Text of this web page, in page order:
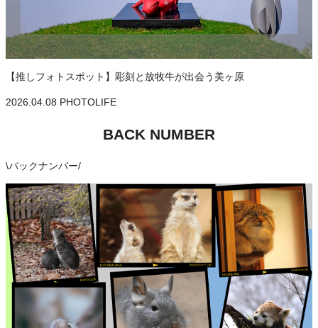
【推しフォトスポット】彫刻と放牧牛が出会う美ヶ原
2026.04.08 PHOTOLIFE
BACK NUMBER
\バックナンバー/